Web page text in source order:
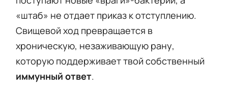
«штаб» не отдает приказ к отступлению.
Свищевой ход превращается в
хроническую, незаживающую рану,
которую поддерживает твой собственный
иммунный ответ.